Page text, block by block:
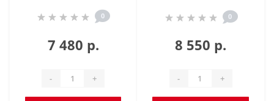
0
7 480 р.
- +
0
8 550 р.
- +